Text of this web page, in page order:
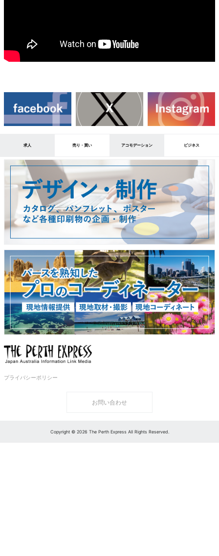
求人 売り・買い アコモデーション ビジネス
プライバシーポリシー
お問い合わせ
Copyright © 2026 The Perth Express All Rights Reserved.